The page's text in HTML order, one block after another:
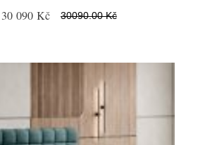
30 090 Kč 30090.00 Kč